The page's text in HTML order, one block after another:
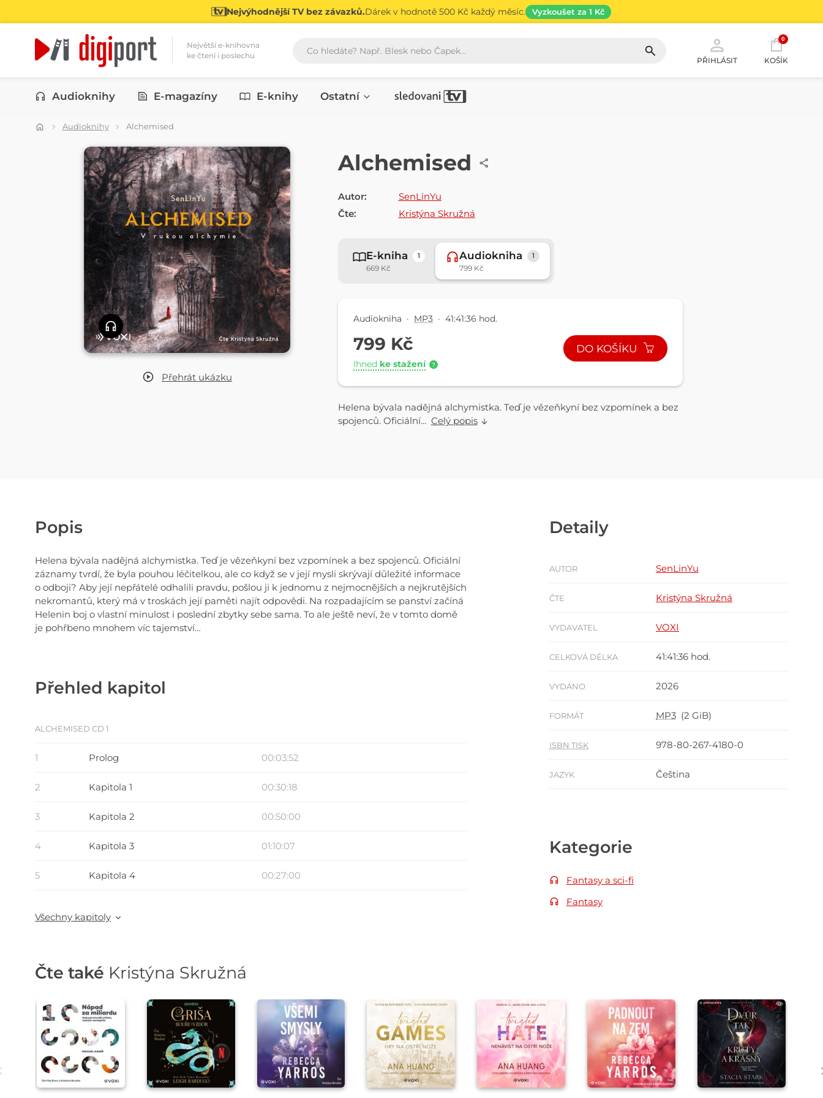
Nejvýhodnější TV bez závazků.Dárek v hodnotě 500 Kč každý měsíc. Vyzkoušet za 1 Kč
Největší e-knihovna
ke čtení i poslechu
Vyhledávání
PŘIHLÁSIT
0
KOŠÍK
Kategorie
Audioknihy E-magazíny E-knihy Ostatní
Audioknihy Alchemised
Přehrát ukázku
AUDIOKNIHA
Alchemised
Autor:
SenLinYu
Čte:
Kristýna Skružná
E-kniha 1
669 Kč
Audiokniha 1
799 Kč
Audiokniha · MP3 · 41:41:36 hod.
799 Kč
Ihned ke stažení ?
DO KOŠÍKU
Helena bývala nadějná alchymistka. Teď je vězeňkyní bez vzpomínek a bez
spojenců. Oficiální... Celý popis
Popis
Helena bývala nadějná alchymistka. Teď je vězeňkyní bez vzpomínek a bez spojenců. Oficiální
záznamy tvrdí, že byla pouhou léčitelkou, ale co když se v její mysli skrývají důležité informace
o odboji? Aby její nepřátelé odhalili pravdu, pošlou ji k jednomu z nejmocnějších a nejkrutějších
nekromantů, který má v troskách její paměti najít odpovědi. Na rozpadajícím se panství začíná
Helenin boj o vlastní minulost i poslední zbytky sebe sama. To ale ještě neví, že v tomto domě
je pohřbeno mnohem víc tajemství…
Přehled kapitol
ALCHEMISED CD 1
1 Prolog 00:03:52
2 Kapitola 1 00:30:18
3 Kapitola 2 00:50:00
4 Kapitola 3 01:10:07
5 Kapitola 4 00:27:00
Všechny kapitoly
Detaily
AUTOR SenLinYu
ČTE Kristýna Skružná
VYDAVATEL VOXI
CELKOVÁ DÉLKA 41:41:36 hod.
VYDÁNO 2026
FORMÁT MP3 (2 GiB)
ISBN TISK 978-80-267-4180-0
JAZYK Čeština
Kategorie
Fantasy a sci-fi
Fantasy
Čte také Kristýna Skružná
Přehrát
ukázku
Přehrát
ukázku
Přehrát
ukázku
Přehrát
ukázku
Přehrát
ukázku
Přehrát
ukázku
Přehrát
ukázku